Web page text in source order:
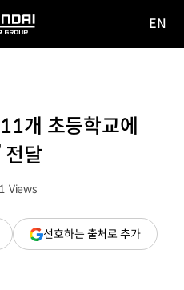
EN
개 초등학교에
전달
Views
드
선호하는 출처로 추가(새
창